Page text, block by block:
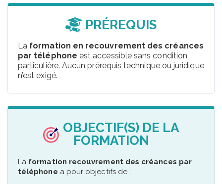
PRÉREQUIS
La formation en recouvrement des créances
par téléphone est accessible sans condition
particulière. Aucun prérequis technique ou juridique
n’est exigé.
OBJECTIF(S) DE LA
FORMATION
La formation recouvrement des créances par
téléphone a pour objectifs de :